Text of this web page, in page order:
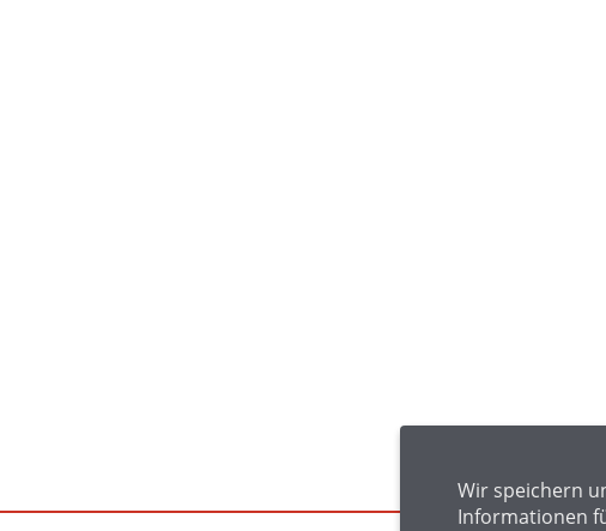
Wir speichern
Informationen